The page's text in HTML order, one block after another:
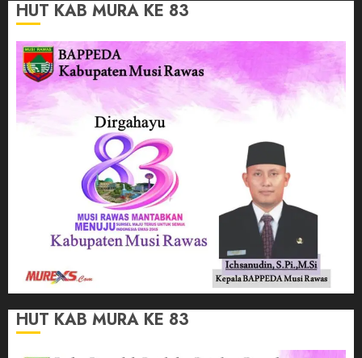
HUT KAB MURA KE 83
HUT KAB MURA KE 83